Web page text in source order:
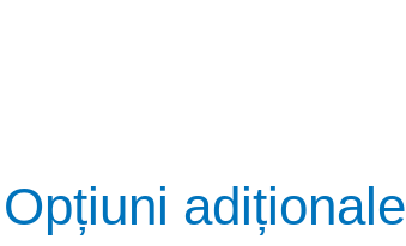
Opțiuni adiționale